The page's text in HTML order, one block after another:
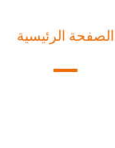
الصفحة الرئيسية